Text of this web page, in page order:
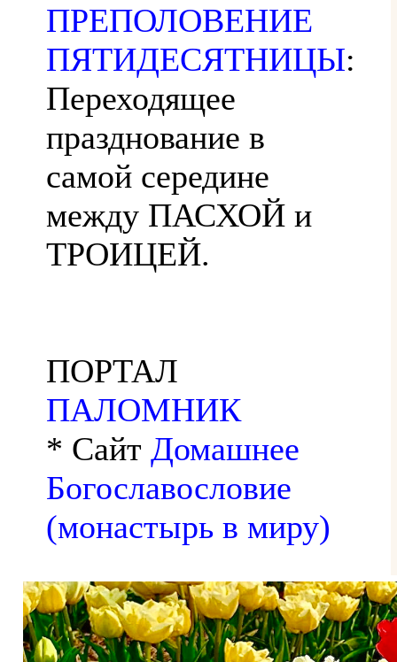
ПРЕПОЛОВЕНИЕ
ПЯТИДЕСЯТНИЦЫ:
Переходящее
празднование в
самой середине
между ПАСХОЙ и
ТРОИЦЕЙ.
ПОРТАЛ
ПАЛОМНИК
* Сайт Домашнее
Богославословие
(монастырь в миру)